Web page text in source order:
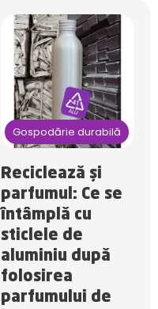
Gospodărie durabilă
Reciclează și
parfumul: Ce se
întâmplă cu
sticlele de
aluminiu după
folosirea
parfumului de